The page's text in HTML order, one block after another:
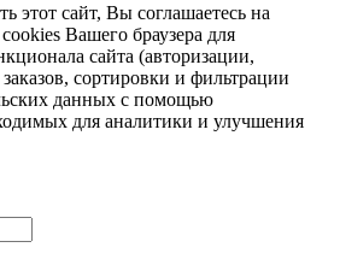
этот сайт, Вы соглашаетесь на
Вашего браузера для
сайта (авторизации,
сортировки и фильтрации
данных с помощью
для аналитики и улучшения